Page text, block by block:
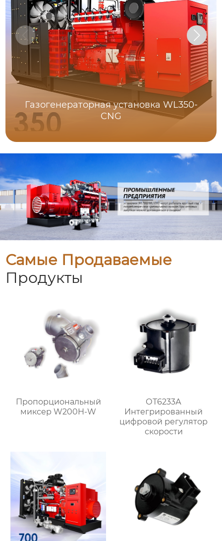
Газогенераторная установка WL350-
CNG
Самые Продаваемые
Продукты
Пропорциональный
миксер W200H-W
ОТ6233А
Интегрированный
цифровой регулятор
скорости